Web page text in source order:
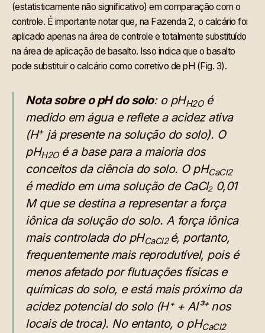
(estatisticamente não significativo) em comparação com o
controle. É importante notar que, na Fazenda 2, o calcário foi
aplicado apenas na área de controle e totalmente substituído
na área de aplicação de basalto. Isso indica que o basalto
pode substituir o calcário como corretivo de pH (Fig. 3).
Nota sobre o pH do solo: o pHH2Oé
medido em água e reflete a acidez ativa
(H+já presente na solução do solo). O
pHH2Oé a base para a maioria dos
conceitos da ciência do solo. O pHCaCl2
é medido em uma solução de CaCl₂ 0,01
M que se destina a representar a força
iônica da solução do solo. A força iônica
mais controlada do pHCaCl2 é, portanto,
frequentemente mais reprodutível, pois é
menos afetado por flutuações físicas e
químicas do solo, e está mais próximo da
acidez potencial do solo (H⁺ + Al³⁺ nos
locais de troca). No entanto, o pHCaCl2